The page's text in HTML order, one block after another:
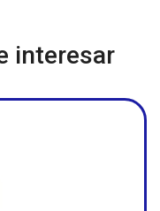
interesar